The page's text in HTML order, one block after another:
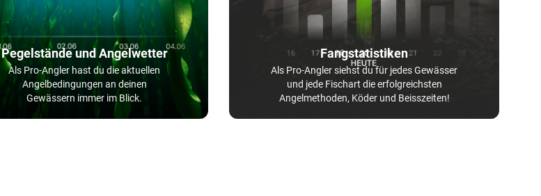
Pegelstände und Angelwetter
Als Pro-Angler hast du die aktuellen
Angelbedingungen an deinen
Gewässern immer im Blick.
Fangstatistiken
Als Pro-Angler siehst du für jedes Gewässer
und jede Fischart die erfolgreichsten
Angelmethoden, Köder und Beisszeiten!